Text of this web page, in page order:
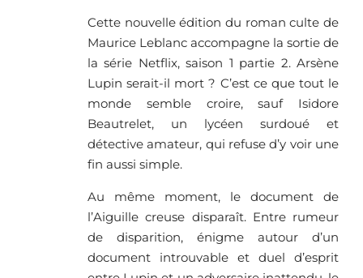
Cette nouvelle édition du roman culte de
Maurice Leblanc accompagne la sortie de
la série Netflix, saison 1 partie 2. Arsène
Lupin serait-il mort ? C’est ce que tout le
monde semble croire, sauf Isidore
Beautrelet, un lycéen surdoué et
détective amateur, qui refuse d’y voir une
fin aussi simple.
Au même moment, le document de
l’Aiguille creuse disparaît. Entre rumeur
de disparition, énigme autour d’un
document introuvable et duel d’esprit